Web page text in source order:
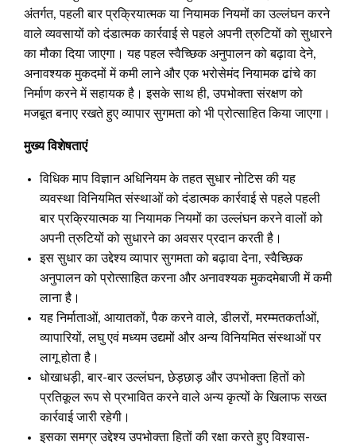
अंतर्गत, पहली बार प्रक्रियात्मक या नियामक नियमों का उल्लंघन करने
वाले व्यवसायों को दंडात्मक कार्रवाई से पहले अपनी त्रुटियों को सुधारने
का मौका दिया जाएगा। यह पहल स्वैच्छिक अनुपालन को बढ़ावा देने,
अनावश्यक मुकदमों में कमी लाने और एक भरोसेमंद नियामक ढांचे का
निर्माण करने में सहायक है। इसके साथ ही, उपभोक्ता संरक्षण को
मजबूत बनाए रखते हुए व्यापार सुगमता को भी प्रोत्साहित किया जाएगा।
मुख्य विशेषताएं
विधिक माप विज्ञान अधिनियम के तहत सुधार नोटिस की यह
व्यवस्था विनियमित संस्थाओं को दंडात्मक कार्रवाई से पहले पहली
बार प्रक्रियात्मक या नियामक नियमों का उल्लंघन करने वालों को
अपनी त्रुटियों को सुधारने का अवसर प्रदान करती है।
इस सुधार का उद्देश्य व्यापार सुगमता को बढ़ावा देना, स्वैच्छिक
अनुपालन को प्रोत्साहित करना और अनावश्यक मुकदमेबाजी में कमी
लाना है।
यह निर्माताओं, आयातकों, पैक करने वाले, डीलरों, मरम्मतकर्ताओं,
व्यापारियों, लघु एवं मध्यम उद्यमों और अन्य विनियमित संस्थाओं पर
लागू होता है।
धोखाधड़ी, बार-बार उल्लंघन, छेड़छाड़ और उपभोक्ता हितों को
प्रतिकूल रूप से प्रभावित करने वाले अन्य कृत्यों के खिलाफ सख्त
कार्रवाई जारी रहेगी।
इसका समग्र उद्देश्य उपभोक्ता हितों की रक्षा करते हुए विश्वास-